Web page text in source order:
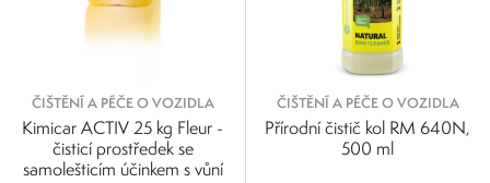
ČIŠTĚNÍ A PÉČE O VOZIDLA
Kimicar ACTIV 25 kg Fleur -
čisticí prostředek se
samolešticím účinkem s vůní
ČIŠTĚNÍ A PÉČE O VOZIDLA
Přírodní čistič kol RM 640N,
500 ml